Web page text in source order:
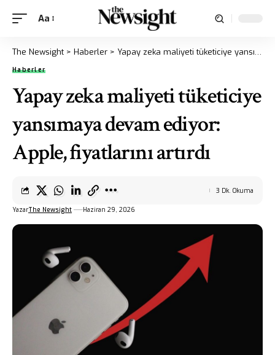
Aa
The Newsight > Haberler > Yapay zeka maliyeti tüketiciye yansımaya devam ediyor: Apple, fiyatlarını artırdı
Haberler
Yapay zeka maliyeti tüketiciye
yansımaya devam ediyor:
Apple, fiyatlarını artırdı
YazarThe Newsight Haziran 29, 2026
3 Dk. Okuma